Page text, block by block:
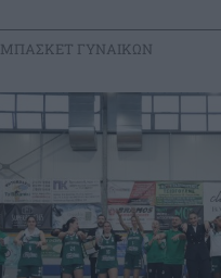
ΜΠΑΣΚΕΤ ΓΥΝΑΙΚΩΝ